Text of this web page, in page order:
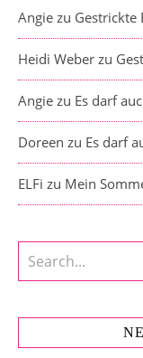
Angie zu Gestrickte
Heidi Weber zu
Angie zu Es darf
Doreen zu Es darf
ELFi zu Mein